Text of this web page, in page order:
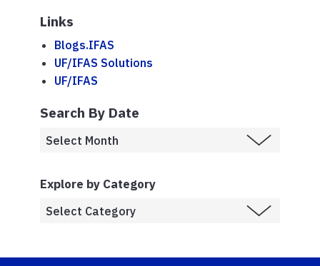
Links
Blogs.IFAS
UF/IFAS Solutions
UF/IFAS
Search By Date
Explore by Category